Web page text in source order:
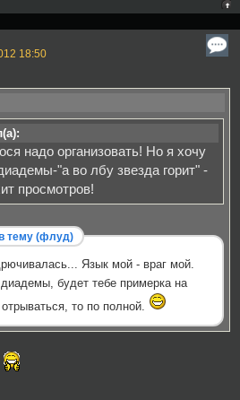
18:50
надо организовать! Но я хочу
"а во лбу звезда горит" -
просмотров!
тему (флуд)
Язык мой - враг мой.
будет тебе примерка на
то по полной.